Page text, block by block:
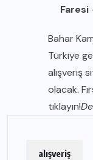
Faresi
Bahar
Türkiye
alışveriş
olacak.
tıklayın!
alışveriş